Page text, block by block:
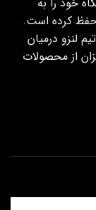
کرده است.
لنزو درمیان
از محصولات